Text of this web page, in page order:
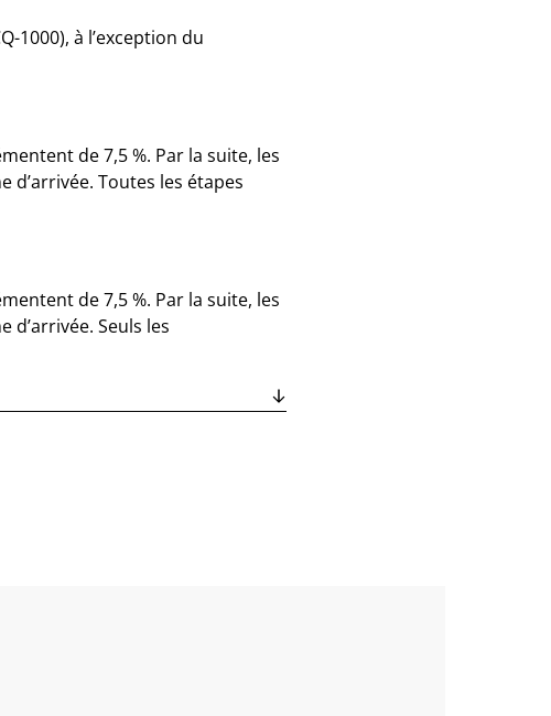
1000), à l’exception du
de 7,5 %. Par la suite, les
d’arrivée. Toutes les étapes
de 7,5 %. Par la suite, les
Seuls les